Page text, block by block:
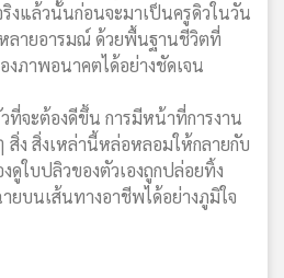
งแล้วนั้นก่อนจะมาเป็นครูดิวในวัน
ลายอารมณ์ ด้วยพื้นฐานชีวิตที่
ภาพอนาคตได้อย่างชัดเจน
ที่จะต้องดีขึ้น การมีหน้าที่การงาน
ง สิ่งเหล่านี้หล่อหลอมให้กลายกับ
ดูใบปลิวของตัวเองถูกปล่อยทิ้ง
ายบนเส้นทางอาชีพได้อย่างภูมิใจ